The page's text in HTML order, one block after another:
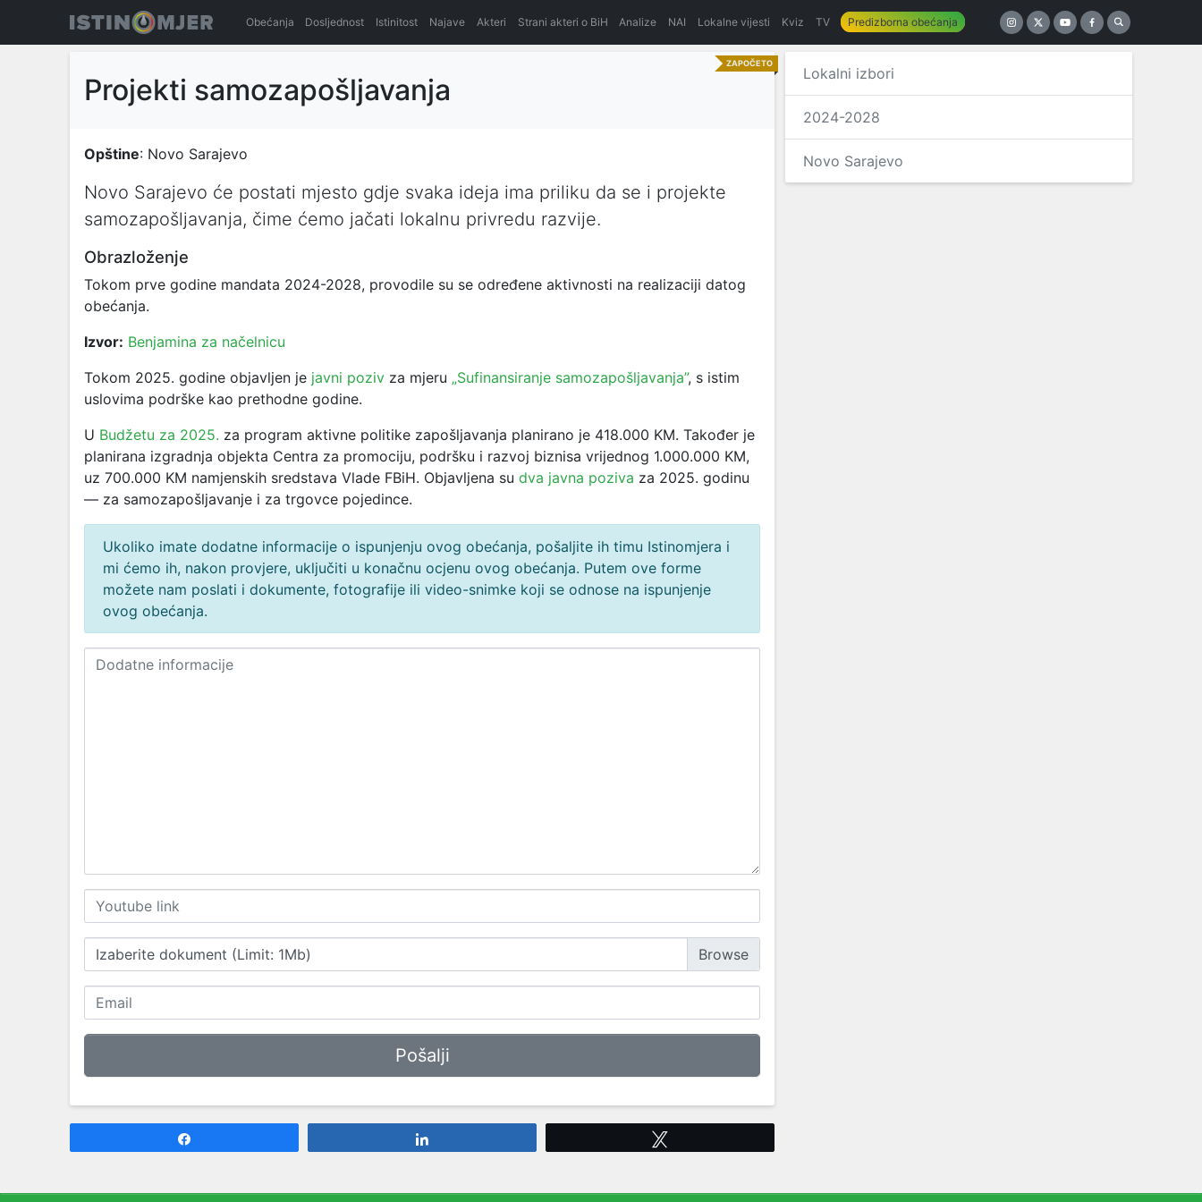
Obećanja Dosljednost Istinitost Najave Akteri Strani akteri o BiH Analize NAI Lokalne vijesti Kviz TV Predizborna obećanja
ZAPOČETO
Projekti samozapošljavanja
Opštine: Novo Sarajevo
Novo Sarajevo će postati mjesto gdje svaka ideja ima priliku da se i projekte
samozapošljavanja, čime ćemo jačati lokalnu privredu razvije.
Obrazloženje
Tokom prve godine mandata 2024-2028, provodile su se određene aktivnosti na realizaciji datog
obećanja.
Izvor: Benjamina za načelnicu
Tokom 2025. godine objavljen je javni poziv za mjeru „Sufinansiranje samozapošljavanja”, s istim
uslovima podrške kao prethodne godine.
U Budžetu za 2025. za program aktivne politike zapošljavanja planirano je 418.000 KM. Također je
planirana izgradnja objekta Centra za promociju, podršku i razvoj biznisa vrijednog 1.000.000 KM,
uz 700.000 KM namjenskih sredstava Vlade FBiH. Objavljena su dva javna poziva za 2025. godinu
— za samozapošljavanje i za trgovce pojedince.
Ukoliko imate dodatne informacije o ispunjenju ovog obećanja, pošaljite ih timu Istinomjera i
mi ćemo ih, nakon provjere, uključiti u konačnu ocjenu ovog obećanja. Putem ove forme
možete nam poslati i dokumente, fotografije ili video-snimke koji se odnose na ispunjenje
ovog obećanja.
Izaberite dokument (Limit: 1Mb)
Lokalni izbori
2024-2028
Novo Sarajevo